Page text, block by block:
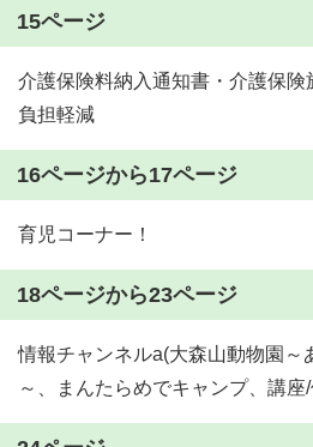
15ページ
介護保険料納入通知書・介護保
負担軽減
16ページから17ページ
育児コーナー！
18ページから23ページ
情報チャンネルa(大森山動物園～
～、まんたらめでキャンプ、講座